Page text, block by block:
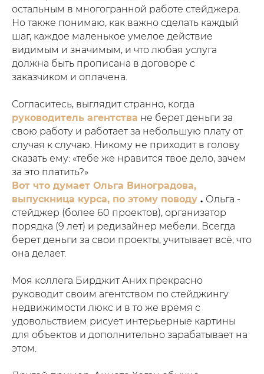
остальным в многогранной работе стейджера.
Но также понимаю, как важно сделать каждый
шаг, каждое маленькое умелое действие
видимым и значимым, и что любая услуга
должна быть прописана в договоре с
заказчиком и оплачена.
Согласитесь, выглядит странно, когда
руководитель агентства не берет деньги за
свою работу и работает за небольшую плату от
случая к случаю. Никому не приходит в голову
сказать ему: «тебе же нравится твое дело, зачем
за это платить?»
Вот что думает Ольга Виноградова,
выпускница курса, по этому поводу . Ольга -
стейджер (более 60 проектов), организатор
порядка (9 лет) и редизайнер мебели. Всегда
берет деньги за свои проекты, учитывает всё, что
она делает.
Моя коллега Бирджит Аних прекрасно
руководит своим агентством по стейджингу
недвижимости люкс и в то же время с
удовольствием рисует интерьерные картины
для объектов и дополнительно зарабатывает на
этом.